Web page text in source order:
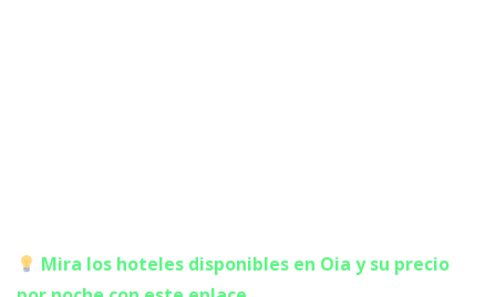
Mira los hoteles disponibles en Oia y su precio